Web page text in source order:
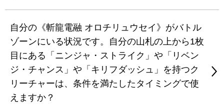
自分の《斬龍電融 オロチリュウセイ》がバトル
ゾーンにいる状況です。自分の山札の上から1枚
目にある「ニンジャ・ストライク」や「リベン
ジ・チャンス」や「キリフダッシュ」を持つク
リーチャーは、条件を満たしたタイミングで使
えますか？